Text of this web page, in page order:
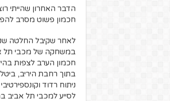
הדבר האחרון שהייתי
חכמון פשוט מסרב
במשחקה של מכבי תל
חכמון הערב לצפות
בתוך רחבת היריב,
ניתוח רדוד
לסייע למכבי תל אביב